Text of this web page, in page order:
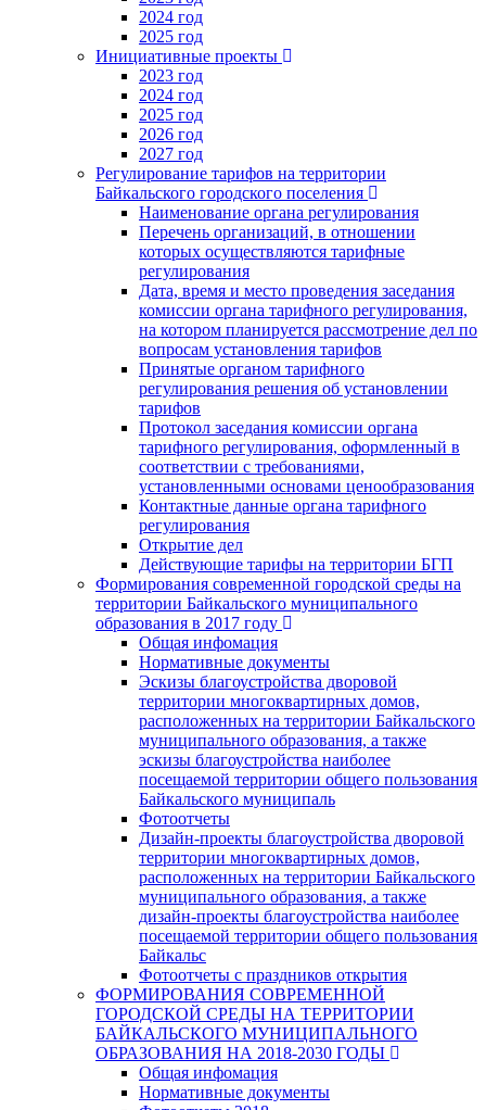
2024 год
2025 год
Инициативные проекты
2023 год
2024 год
2025 год
2026 год
2027 год
Регулирование тарифов на территории
Байкальского городского поселения
Наименование органа регулирования
Перечень организаций, в отношении
которых осуществляются тарифные
регулирования
Дата, время и место проведения заседания
комиссии органа тарифного регулирования,
на котором планируется рассмотрение дел по
вопросам установления тарифов
Принятые органом тарифного
регулирования решения об установлении
тарифов
Протокол заседания комиссии органа
тарифного регулирования, оформленный в
соответствии с требованиями,
установленными основами ценообразования
Контактные данные органа тарифного
регулирования
Открытие дел
Действующие тарифы на территории БГП
Формирования современной городской среды на
территории Байкальского муниципального
образования в 2017 году
Общая инфомация
Нормативные документы
Эскизы благоустройства дворовой
территории многоквартирных домов,
расположенных на территории Байкальского
муниципального образования, а также
эскизы благоустройства наиболее
посещаемой территории общего пользования
Байкальского муниципаль
Фотоотчеты
Дизайн-проекты благоустройства дворовой
территории многоквартирных домов,
расположенных на территории Байкальского
муниципального образования, а также
дизайн-проекты благоустройства наиболее
посещаемой территории общего пользования
Байкальс
Фотоотчеты с праздников открытия
ФОРМИРОВАНИЯ СОВРЕМЕННОЙ
ГОРОДСКОЙ СРЕДЫ НА ТЕРРИТОРИИ
БАЙКАЛЬСКОГО МУНИЦИПАЛЬНОГО
ОБРАЗОВАНИЯ НА 2018-2030 ГОДЫ
Общая инфомация
Нормативные документы